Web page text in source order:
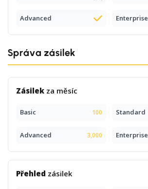
Advanced Enterprise
Správa zásilek
Zásilek za měsíc
Basic 100 Standard
Advanced 3,000 Enterprise
Přehled zásilek